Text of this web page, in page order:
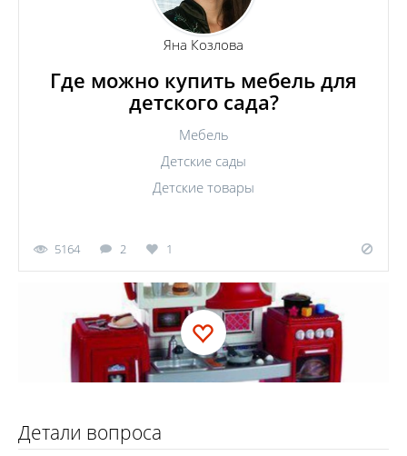
Яна Козлова
Где можно купить мебель для
детского сада?
Мебель
Детские сады
Детские товары
5164 2 1
Детали вопроса